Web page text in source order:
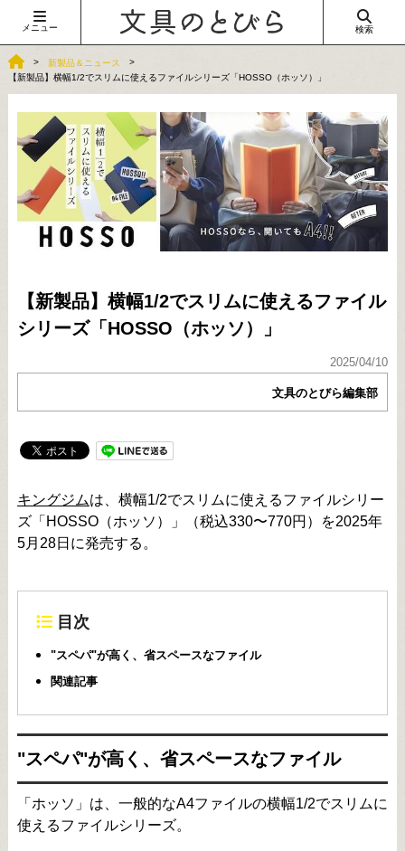
メニュー 検索
新製品＆ニュース
【新製品】横幅1/2でスリムに使えるファイルシリーズ「HOSSO（ホッソ）」
【新製品】横幅1/2でスリムに使えるファイル
シリーズ「HOSSO（ホッソ）」
2025/04/10
文具のとびら編集部
キングジムは、横幅1/2でスリムに使えるファイルシリー
ズ「HOSSO（ホッソ）」（税込330〜770円）を2025年
5月28日に発売する。
目次
"スペパ"が高く、省スペースなファイル
関連記事
"スペパ"が高く、省スペースなファイル
「ホッソ」は、一般的なA4ファイルの横幅1/2でスリムに
使えるファイルシリーズ。